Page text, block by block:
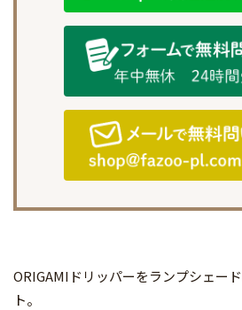
ORIGAMIドリッパーをランプシェー
ト。